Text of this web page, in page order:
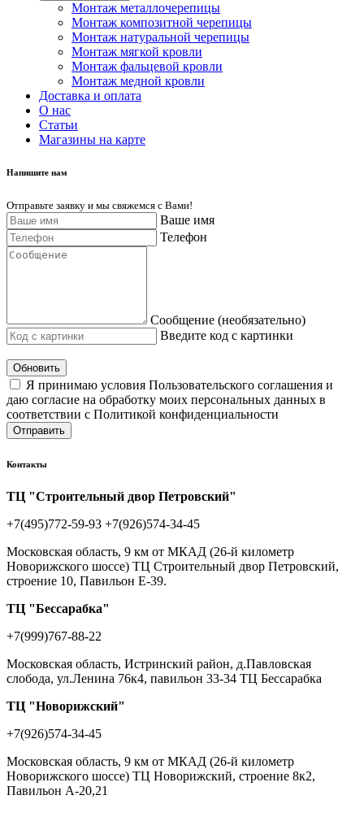
Монтаж металлочерепицы
Монтаж композитной черепицы
Монтаж натуральной черепицы
Монтаж мягкой кровли
Монтаж фальцевой кровли
Монтаж медной кровли
Доставка и оплата
О нас
Cтатьи
Магазины на карте
Напишите нам
Отправьте заявку и мы свяжемся с Вами!
Ваше имя
Телефон
Сообщение (необязательно)
Введите код с картинки
Обновить
Я принимаю условия Пользовательского соглашения и
даю согласие на обработку моих персональных данных в
соответствии с Политикой конфиденциальности
Отправить
Контакты
ТЦ "Строительный двор Петровский"
+7(495)772-59-93 +7(926)574-34-45
Московская область, 9 км от МКАД (26-й километр
Новорижского шоссе) ТЦ Строительный двор Петровский,
строение 10, Павильон Е-39.
ТЦ "Бессарабка"
+7(999)767-88-22
Московская область, Истринский район, д.Павловская
слобода, ул.Ленина 76к4, павильон 33-34 ТЦ Бессарабка
ТЦ "Новорижский"
+7(926)574-34-45
Московская область, 9 км от МКАД (26-й километр
Новорижского шоссе) ТЦ Новорижский, строение 8к2,
Павильон А-20,21